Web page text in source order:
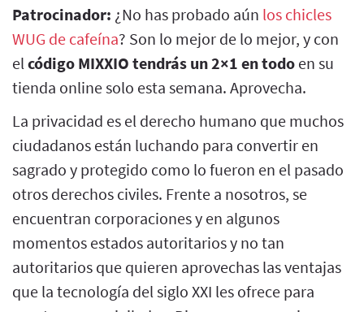
Patrocinador: ¿No has probado aún los chicles
WUG de cafeína? Son lo mejor de lo mejor, y con
el código MIXXIO tendrás un 2×1 en todo en su
tienda online solo esta semana. Aprovecha.
La privacidad es el derecho humano que muchos
ciudadanos están luchando para convertir en
sagrado y protegido como lo fueron en el pasado
otros derechos civiles. Frente a nosotros, se
encuentran corporaciones y en algunos
momentos estados autoritarios y no tan
autoritarios que quieren aprovechas las ventajas
que la tecnología del siglo XXI les ofrece para